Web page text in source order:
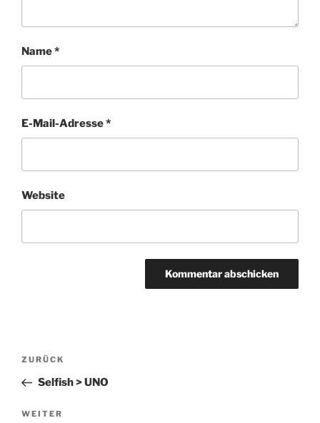
Name*
E-Mail-Adresse*
Website
Beitragsnavigation
Vorheriger
Beitrag
ZURÜCK
Selfish > UNO
Nächster
WEITER